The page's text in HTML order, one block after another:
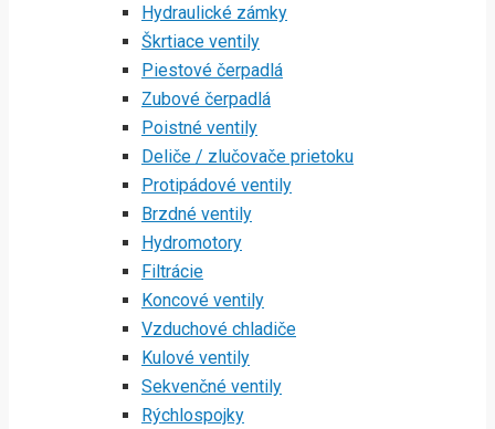
Hydraulické zámky
Škrtiace ventily
Piestové čerpadlá
Zubové čerpadlá
Poistné ventily
Deliče / zlučovače prietoku
Protipádové ventily
Brzdné ventily
Hydromotory
Filtrácie
Koncové ventily
Vzduchové chladiče
Kulové ventily
Sekvenčné ventily
Rýchlospojky